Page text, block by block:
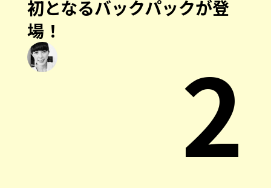
初となるバックパックが登
場！
2